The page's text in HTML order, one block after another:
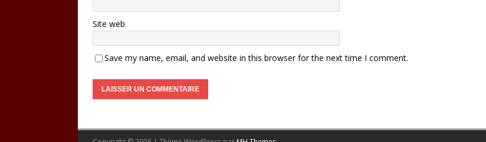
Site web
Save my name, email, and website in this browser for the next time I comment.